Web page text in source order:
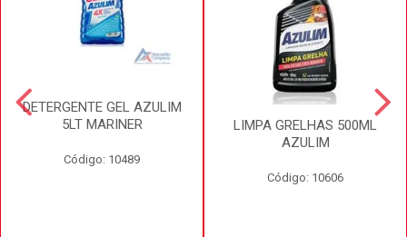
DETERGENTE GEL AZULIM
5LT MARINER
Código: 10489
LIMPA GRELHAS 500ML
AZULIM
Código: 10606